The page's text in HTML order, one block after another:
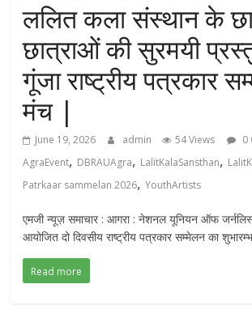
ललित कला संस्थान के
छात्राओं की सुरमयी
गूंजा राष्ट्रीय पत्रकार
मंच |
June 19, 2026 admin 54 Views
0
AgraEvent, DBRAUAgra, LalitKalaSansthan,
Patrkaar sammelan 2026,YouthArtists
एमजी न्यूज़ समाचार : आगरा : नेशनल यूनियन ऑफ
आयोजित दो दिवसीय राष्ट्रीय पत्रकार सम्मेलन का
Read more